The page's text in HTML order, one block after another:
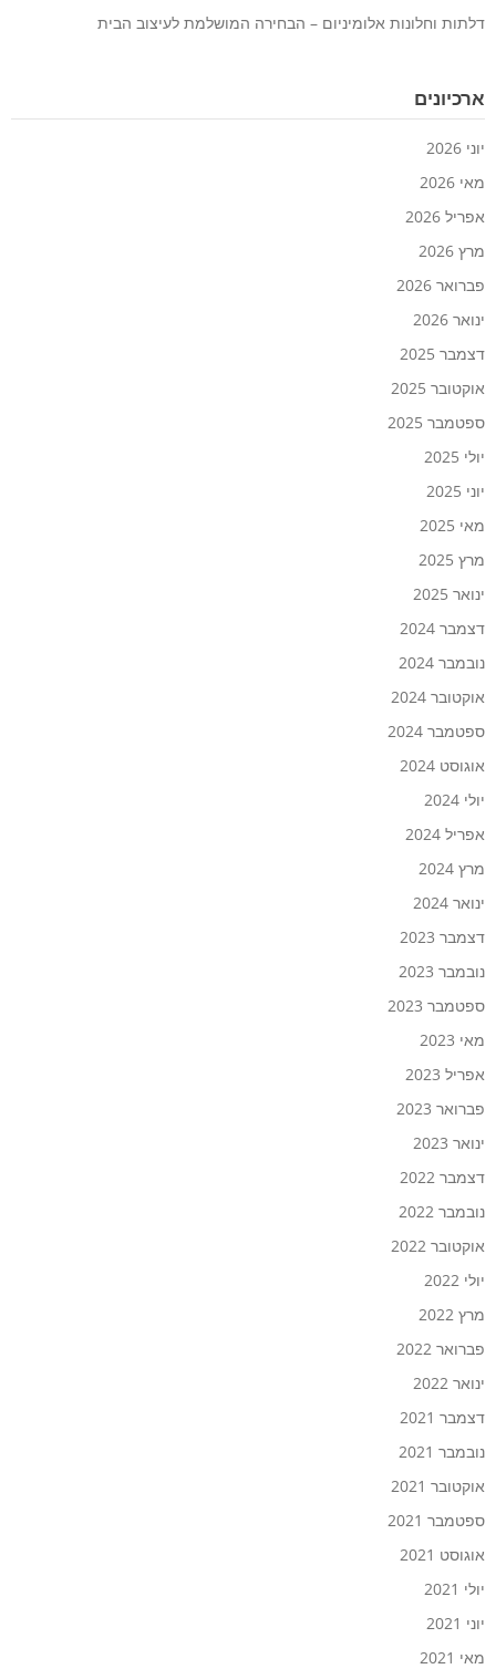
דלתות וחלונות אלומיניום – הבחירה המושלמת לעיצוב הבית
ארכיונים
יוני 2026
מאי 2026
אפריל 2026
מרץ 2026
פברואר 2026
ינואר 2026
דצמבר 2025
אוקטובר 2025
ספטמבר 2025
יולי 2025
יוני 2025
מאי 2025
מרץ 2025
ינואר 2025
דצמבר 2024
נובמבר 2024
אוקטובר 2024
ספטמבר 2024
אוגוסט 2024
יולי 2024
אפריל 2024
מרץ 2024
ינואר 2024
דצמבר 2023
נובמבר 2023
ספטמבר 2023
מאי 2023
אפריל 2023
פברואר 2023
ינואר 2023
דצמבר 2022
נובמבר 2022
אוקטובר 2022
יולי 2022
מרץ 2022
פברואר 2022
ינואר 2022
דצמבר 2021
נובמבר 2021
אוקטובר 2021
ספטמבר 2021
אוגוסט 2021
יולי 2021
יוני 2021
מאי 2021